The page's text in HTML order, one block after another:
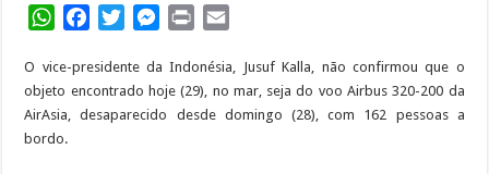
WhatsAppFacebookTwitterMessenger
Print
O vice-presidente da Indonésia, Jusuf Kalla, não confirmou que o
objeto encontrado hoje (29), no mar, seja do voo Airbus 320-200 da
AirAsia, desaparecido desde domingo (28), com 162 pessoas a
bordo.